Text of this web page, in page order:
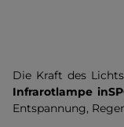
Die Kraft des
Infrarotlampe
Entspannung,